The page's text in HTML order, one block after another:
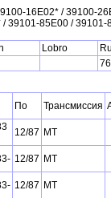
16E02* / 39100-
39101-85E00 /
Lobro
По Трансмиссия
12/87 MT
12/87 MT
12/87 MT